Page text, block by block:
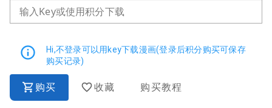
输入Key或使用积分下载
Hi,不登录可以用key下载漫画(登录后积分购买可保存
购买记录)
购买 收藏 购买教程